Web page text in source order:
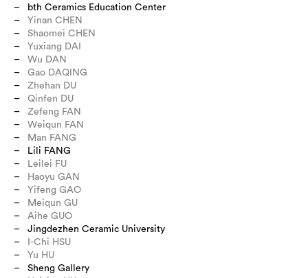
bth Ceramics Education Center
Yinan CHEN
Shaomei CHEN
Yuxiang DAI
Wu DAN
Gao DAQING
Zhehan DU
Qinfen DU
Zefeng FAN
Weiqun FAN
Man FANG
Lili FANG
Leilei FU
Haoyu GAN
Yifeng GAO
Meiqun GU
Aihe GUO
Jingdezhen Ceramic University
I-Chi HSU
Yu HU
Sheng Gallery